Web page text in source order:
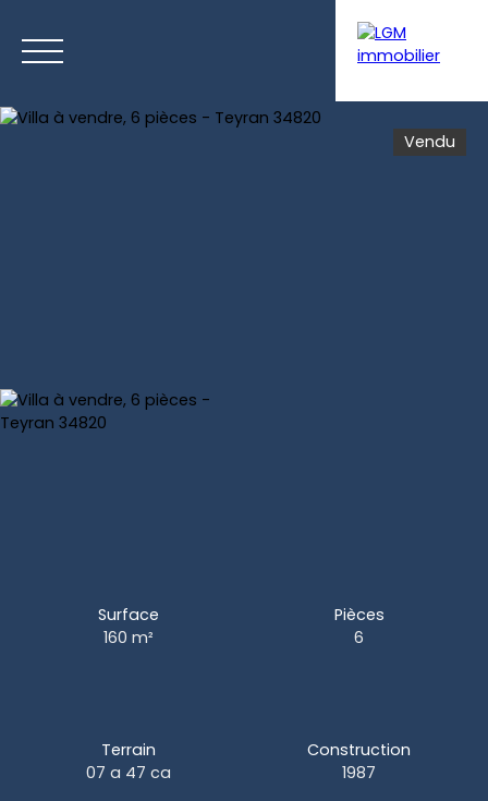
Vendu
Surface
160m²
Pièces
6
Terrain
07 a 47 ca
Construction
1987